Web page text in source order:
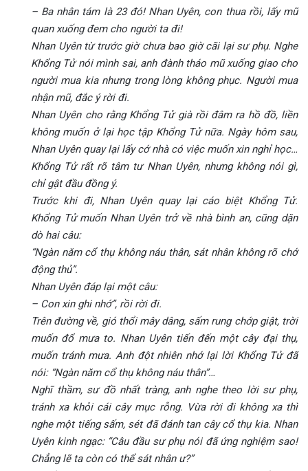
– Ba nhân tám là 23 đó! Nhan Uyên, con thua rồi, lấy mũ
quan xuống đem cho người ta đi!
Nhan Uyên từ trước giờ chưa bao giờ cãi lại sư phụ. Nghe
Khổng Tử nói mình sai, anh đành tháo mũ xuống giao cho
người mua kia nhưng trong lòng không phục. Người mua
nhận mũ, đắc ý rời đi.
Nhan Uyên cho rằng Khổng Tử già rồi đâm ra hồ đồ, liền
không muốn ở lại học tập Khổng Tử nữa. Ngày hôm sau,
Nhan Uyên quay lại lấy cớ nhà có việc muốn xin nghỉ học…
Khổng Tử rất rõ tâm tư Nhan Uyên, nhưng không nói gì,
chỉ gật đầu đồng ý.
Trước khi đi, Nhan Uyên quay lại cáo biệt Khổng Tử.
Khổng Tử muốn Nhan Uyên trở về nhà bình an, cũng dặn
dò hai câu:
“Ngàn năm cổ thụ không náu thân, sát nhân không rõ chớ
động thủ”.
Nhan Uyên đáp lại một câu:
– Con xin ghi nhớ”, rồi rời đi.
Trên đường về, gió thổi mây dâng, sấm rung chớp giật, trời
muốn đổ mưa to. Nhan Uyên tiến đến một cây đại thụ,
muốn tránh mưa. Anh đột nhiên nhớ lại lời Khổng Tử đã
nói: “Ngàn năm cổ thụ không náu thân”…
Nghĩ thầm, sư đồ nhất tràng, anh nghe theo lời sư phụ,
tránh xa khỏi cái cây mục rỗng. Vừa rời đi không xa thì
nghe một tiếng sấm, sét đã đánh tan cây cổ thụ kia. Nhan
Uyên kinh ngạc: “Câu đầu sư phụ nói đã ứng nghiệm sao!
Chẳng lẽ ta còn có thể sát nhân ư?”